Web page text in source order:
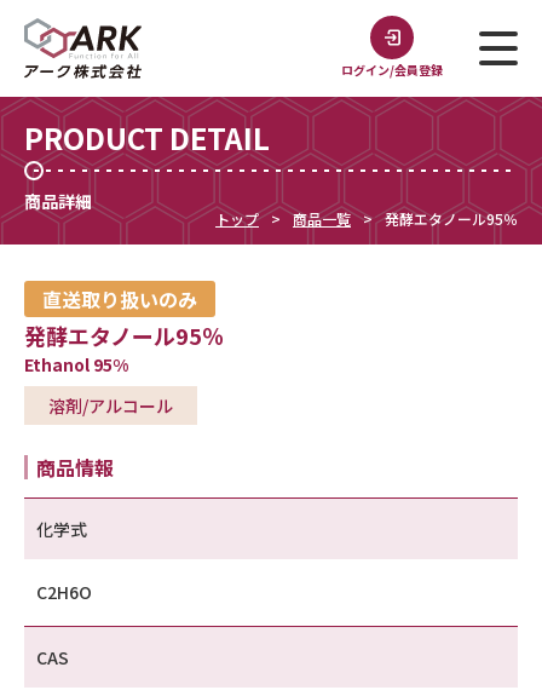
ログイン/会員登録
PRODUCT DETAIL
商品詳細
トップ 商品一覧 発酵エタノール95％
直送取り扱いのみ
発酵エタノール95％
Ethanol 95%
溶剤/アルコール
商品情報
化学式
C2H6O
CAS